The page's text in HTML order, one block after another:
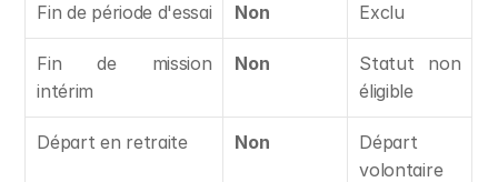
Fin de période d'essai Non Exclu
Fin de mission
intérim
Non
Statut non
éligible
Départ en retraite Non
Départ
volontaire